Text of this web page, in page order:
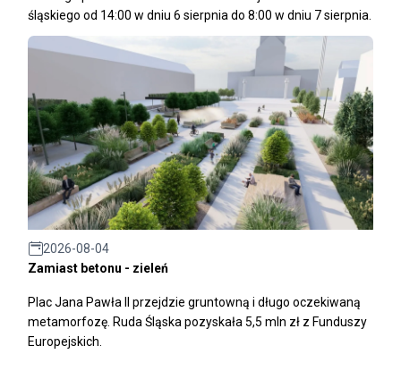
śląskiego od 14:00 w dniu 6 sierpnia do 8:00 w dniu 7 sierpnia.
2026-08-04
Zamiast betonu - zieleń
Plac Jana Pawła II przejdzie gruntowną i długo oczekiwaną
metamorfozę. Ruda Śląska pozyskała 5,5 mln zł z Funduszy
Europejskich.